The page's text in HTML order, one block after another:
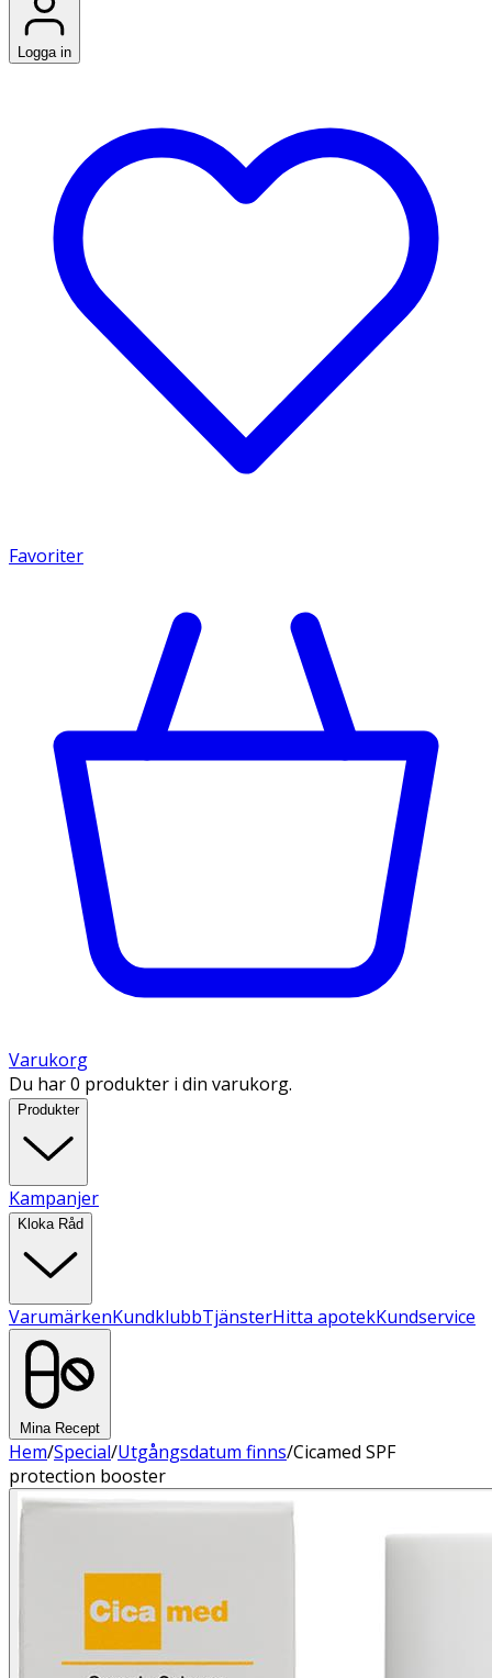
Logga in
Favoriter
Varukorg
Du har 0 produkter i din varukorg.
Produkter
Kampanjer
Kloka Råd
VarumärkenKundklubbTjänsterHitta apotekKundservice
Mina Recept
Hem/Special/Utgångsdatum finns/Cicamed SPF
protection booster